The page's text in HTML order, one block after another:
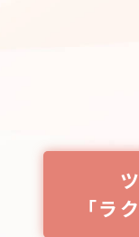
「ラ